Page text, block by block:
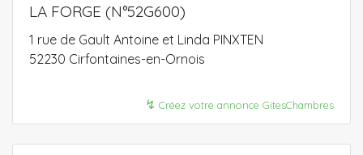
LA FORGE (N°52G600)
1 rue de Gault Antoine et Linda PINXTEN
52230 Cirfontaines-en-Ornois
↯ Créez votre annonce GitesChambres